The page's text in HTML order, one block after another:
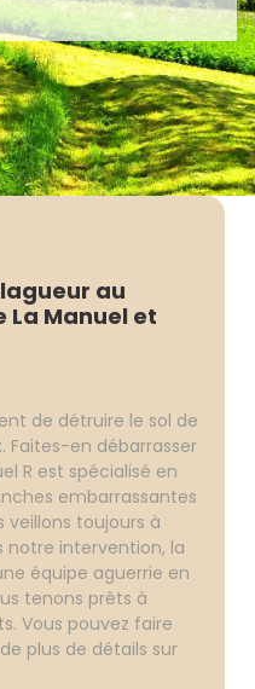
au
La Manuel et
de détruire le sol de
Faites-en débarrasser
R est spécialisé en
embarrassantes
veillons toujours à
intervention, la
équipe aguerrie en
tenons prêts à
Vous pouvez faire
plus de détails sur